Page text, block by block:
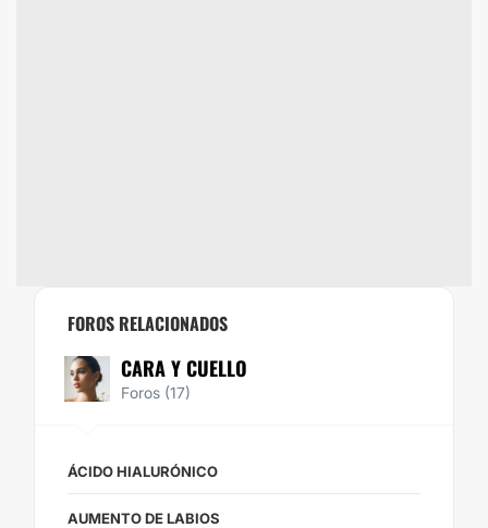
FOROS RELACIONADOS
CARA Y CUELLO
Foros (17)
ÁCIDO HIALURÓNICO
AUMENTO DE LABIOS